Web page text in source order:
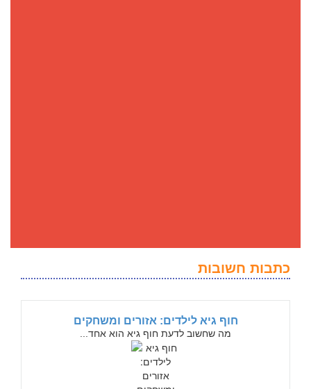
כתבות חשובות
חוף גיא לילדים: אזורים ומשחקים
מה שחשוב לדעת חוף גיא הוא אחד...